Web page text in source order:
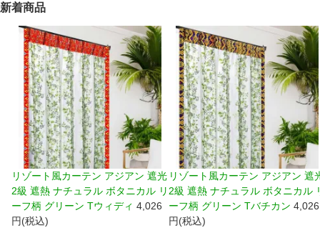
新着商品
リゾート風カーテン アジアン 遮光
2級 遮熱 ナチュラル ボタニカル リ
ーフ柄 グリーン Tウィディ 4,026
円(税込)
リゾート風カーテン アジアン 遮
2級 遮熱 ナチュラル ボタニカル
ーフ柄 グリーン Tバチカン 4,026
円(税込)